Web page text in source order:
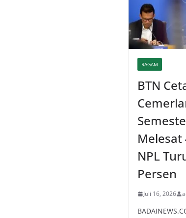
RAGAM
BTN
Melesat
NPL
Persen
Juli 16, 2026